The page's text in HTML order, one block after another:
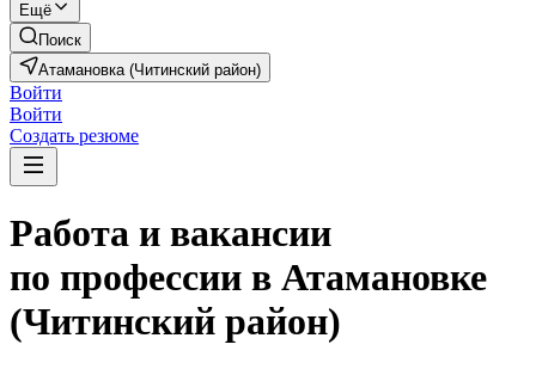
Ещё
Поиск
Атамановка (Читинский район)
Войти
Войти
Создать резюме
Работа и вакансии
по профессии в Атамановке
(Читинский район)